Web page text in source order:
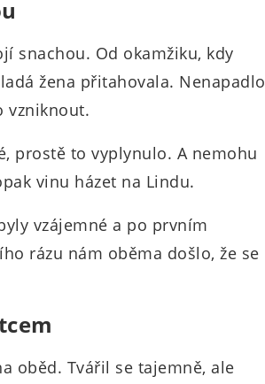
snachou. Od okamžiku, kdy
žena přitahovala. Nenapadlo
vzniknout.
prostě to vyplynulo. A nemohu
vinu házet na Lindu.
vzájemné a po prvním
rázu nám oběma došlo, že se
oběd. Tvářil se tajemně, ale